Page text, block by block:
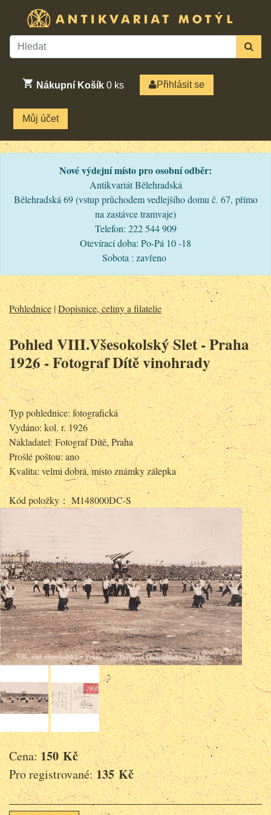
Nákupní Košík 0 ks Přihlásit se
Můj účet
Nové výdejní místo pro osobní odběr:
Antikvariát Bělehradská
Bělehradská 69 (vstup průchodem vedlejšího domu č. 67, přímo
na zastávce tramvaje)
Telefon: 222 544 909
Otevírací doba: Po-Pá 10 -18
Sobota : zavřeno
Pohlednice |Dopisnice, celiny a filatelie
Pohled VIII.Všesokolský Slet - Praha
1926 - Fotograf Dítě vinohrady
Typ pohlednice: fotografická
Vydáno: kol. r. 1926
Nakladatel: Fotograf Dítě, Praha
Prošlé poštou: ano
Kvalita: velmi dobrá, místo známky zálepka
Kód položky： M148000DC-S
Cena:150 Kč
Pro registrované:135 Kč